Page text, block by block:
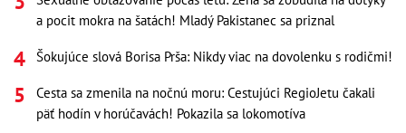
a pocit mokra na šatách! Mladý Pakistanec sa priznal
Šokujúce slová Borisa Prša: Nikdy viac na dovolenku s rodičmi!
Cesta sa zmenila na nočnú moru: Cestujúci RegioJetu čakali
päť hodín v horúčavách! Pokazila sa lokomotíva